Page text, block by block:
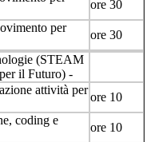
ore 30
per
ore 30
(STEAM
il Futuro) -
attività per
ore 10
coding e
ore 10